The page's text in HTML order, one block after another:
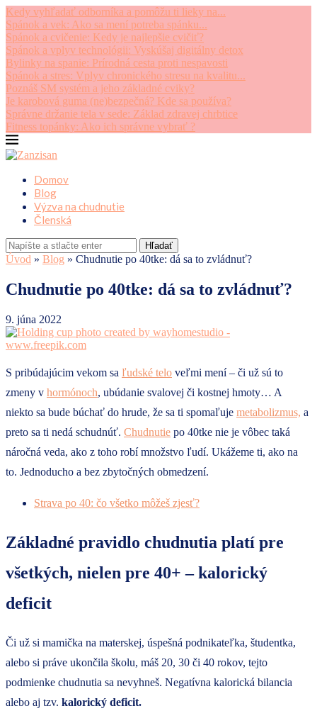
Kedy vyhľadať odborníka a pomôžu ti lieky na...
Spánok a vek: Ako sa mení potreba spánku...
Spánok a cvičenie: Kedy je najlepšie cvičiť?
Spánok a vplyv technológii: Vyskúšaj digitálny detox
Bylinky na spanie: Prírodná cesta proti nespavosti
Spánok a stres: Vplyv chronického stresu na kvalitu...
Poznáš SM systém a jeho základné cviky?
Je karobová guma (ne)bezpečná? Kde sa používa?
Správne držanie tela v sede: Základ zdravej chrbtice
Fitness topánky: Ako ich správne vybrať ?
Domov
Blog
Výzva na chudnutie
Členská
Hľadať
Úvod » Blog » Chudnutie po 40tke: dá sa to zvládnuť?
Chudnutie po 40tke: dá sa to zvládnuť?
9. júna 2022
S pribúdajúcim vekom sa ľudské telo veľmi mení – či už sú to
zmeny v hormónoch, ubúdanie svalovej či kostnej hmoty… A
niekto sa bude búchať do hrude, že sa ti spomaľuje metabolizmus, a
preto sa ti nedá schudnúť. Chudnutie po 40tke nie je vôbec taká
náročná veda, ako z toho robí množstvo ľudí. Ukážeme ti, ako na
to. Jednoducho a bez zbytočných obmedzení.
Strava po 40: čo všetko môžeš zjesť?
Základné pravidlo chudnutia platí pre
všetkých, nielen pre 40+ – kalorický
deficit
Či už si mamička na materskej, úspešná podnikateľka, študentka,
alebo si práve ukončila školu, máš 20, 30 či 40 rokov, tejto
podmienke chudnutia sa nevyhneš. Negatívna kalorická bilancia
alebo aj tzv. kalorický deficit.